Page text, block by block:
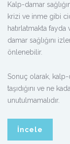
Kalp-damar
krizi ve inme gibi
hatırlatmakta
damar sağlığını
önlenebilir.
Sonuç olarak, kalp-
taşıdığını ve ne
unutulmamalıdır.
İncele